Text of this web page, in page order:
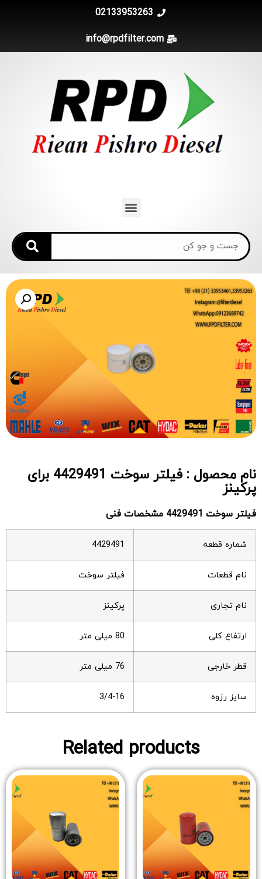
02133953263
info@rpdfilter.com
نام محصول : فیلتر سوخت 4429491 برای
پرکینز
فیلتر سوخت مشخصات فنی
شماره قطعه 4429491
نام قطعات فیلتر سوخت
نام تجاری پرکینز
ارتفاع کلی 80 میلی متر
قطر خارجی 76 میلی متر
سایز رزوه 3/4-16
Related products